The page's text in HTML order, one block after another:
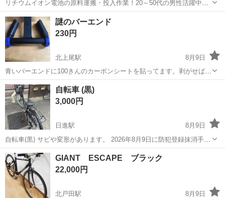
リチウムイオン電池の原料運搬・投入作業！20～50代の男性活躍中★
ワンルーム寮完備！赴任旅費会社負担！年間休日130日★フォークリフ
ト免許お持ちの方、活躍中！就業先食堂利用可★《神奈川県相模原
市》 人気の工場のお仕事 ◇電...
神奈川 相模原市
謎のバーエンド
230円
北上尾駅
8月9日
青いバーエンドに100きんのカーボンシートを貼ってます。剥がせば少
し傷がある青いバーエンドになります ☆プロフィール必読 ☆自己紹介
欄空欄・定型文そのまま不可 ☆近隣の方限定・遠方の方不可 ☆希望の
日時記載ください ☆時間...
埼玉 上尾市 北上尾駅
自転車 (黒)
3,000円
日進駅
8月9日
自転車(黒) サビや変形があります。 2026年8月9日に防犯登録抹消手続
き済み。 (情報の抹消まで、2~3週間かかる見込みのようです。) 【購
入日時】 2021年4月 【購入金額】 13,400円 ⚠️日進駅、また...
埼玉 さいたま市 クロスバイク
GIANT ESCAPE ブラック
22,000円
北戸田駅
8月9日